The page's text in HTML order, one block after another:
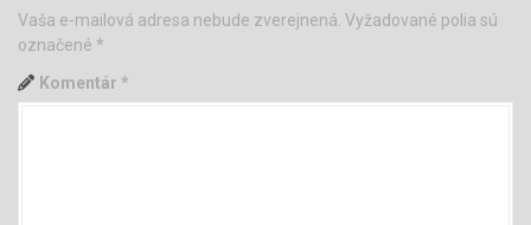
Vaša e-mailová adresa nebude zverejnená. Vyžadované polia sú
označené *
Komentár *